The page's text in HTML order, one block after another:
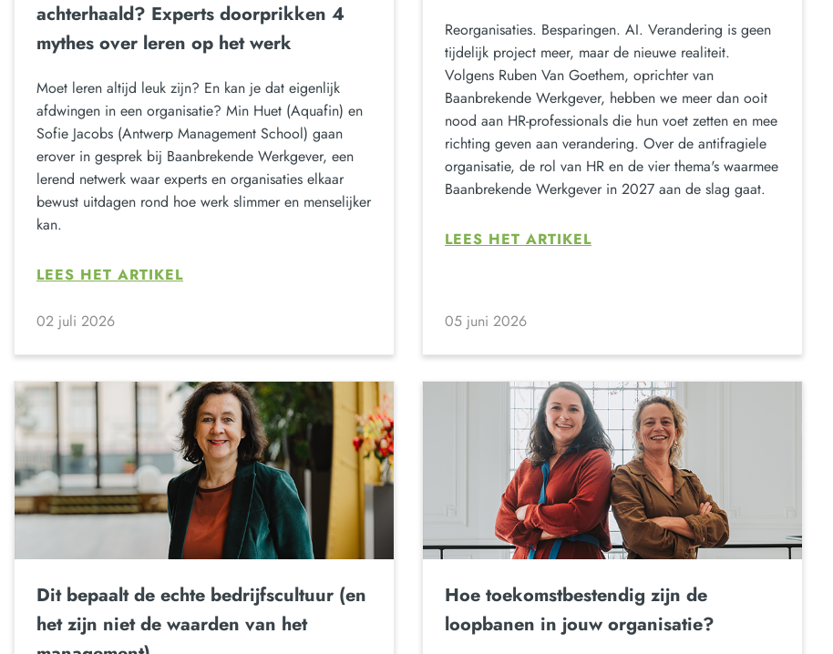
achterhaald? Experts doorprikken 4
mythes over leren op het werk
Moet leren altijd leuk zijn? En kan je dat eigenlijk
afdwingen in een organisatie? Min Huet (Aquafin) en
Sofie Jacobs (Antwerp Management School) gaan
erover in gesprek bij Baanbrekende Werkgever, een
lerend netwerk waar experts en organisaties elkaar
bewust uitdagen rond hoe werk slimmer en menselijker
kan.
LEES HET ARTIKEL
02 juli 2026
Reorganisaties. Besparingen. AI. Verandering is geen
tijdelijk project meer, maar de nieuwe realiteit.
Volgens Ruben Van Goethem, oprichter van
Baanbrekende Werkgever, hebben we meer dan ooit
nood aan HR-professionals die hun voet zetten en mee
richting geven aan verandering. Over de antifragiele
organisatie, de rol van HR en de vier thema's waarmee
Baanbrekende Werkgever in 2027 aan de slag gaat.
LEES HET ARTIKEL
05 juni 2026
Dit bepaalt de echte bedrijfscultuur (en
het zijn niet de waarden van het
Hoe toekomstbestendig zijn de
loopbanen in jouw organisatie?